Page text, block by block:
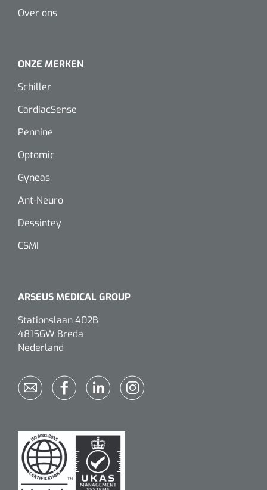
Griffioen
VACOped - Evenup Sole - L (44-46) - 1 st
Over ons
ONZE MERKEN
Schiller
CardiacSense
Pennine
Optomic
Gyneas
Ant-Neuro
Dessintey
CSMI
ARSEUS MEDICAL GROUP
Stationslaan 402B
4815GW Breda
Nederland